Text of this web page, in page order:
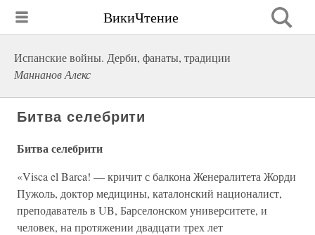
ВикиЧтение
Испанские войны. Дерби, фанаты, традиции
Маннанов Алекс
Битва селебрити
Битва селебрити
«Visca el Barca! — кричит с балкона Женералитета Жорди
Пужоль, доктор медицины, каталонский националист,
преподаватель в UB, Барселонском университете, и
человек, на протяжении двадцати трех лет